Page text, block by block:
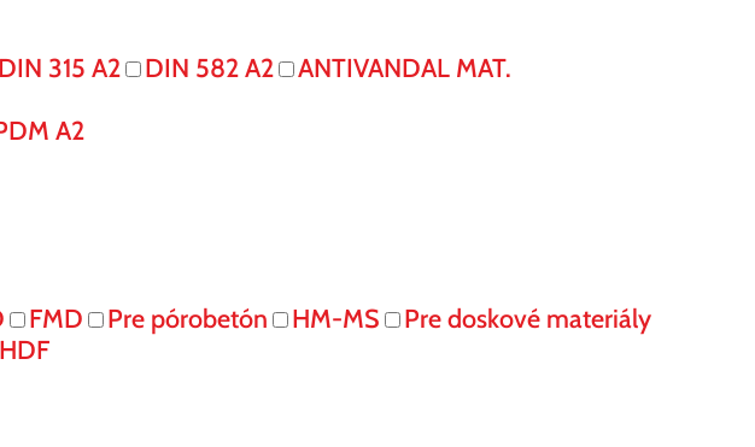
DIN 315 A2 DIN 582 A2
ANTIVANDAL MAT.
A2
FMD Pre pórobetón HM-MS
Pre doskové materiály